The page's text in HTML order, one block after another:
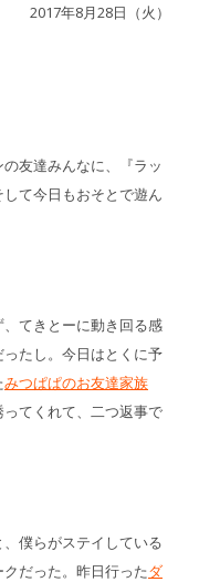
2017年8月28日（火）
友達みんなに、『ラッ
て今日もおそとで遊ん
てきとーに動き回る感
たし。今日はとくに予
みつぱぱのお友達家族
てくれて、二つ返事で
僕らがステイしている
だった。昨日行ったダ